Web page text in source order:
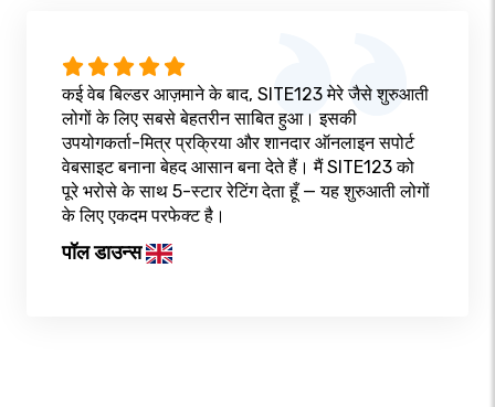
कई वेब बिल्डर आज़माने के बाद, SITE123 मेरे जैसे शुरुआती
लोगों के लिए सबसे बेहतरीन साबित हुआ। इसकी
उपयोगकर्ता-मित्र प्रक्रिया और शानदार ऑनलाइन सपोर्ट
वेबसाइट बनाना बेहद आसान बना देते हैं। मैं SITE123 को
पूरे भरोसे के साथ 5-स्टार रेटिंग देता हूँ — यह शुरुआती लोगों
के लिए एकदम परफेक्ट है।
पॉल डाउन्स